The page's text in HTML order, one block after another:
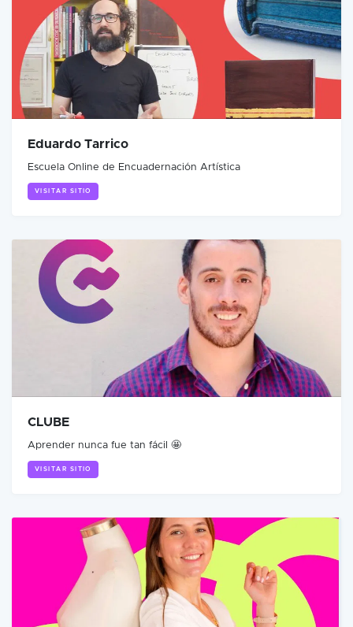
Eduardo Tarrico
Escuela Online de Encuadernación Artística
VISITAR SITIO
CLUBE
Aprender nunca fue tan fácil 🤩
VISITAR SITIO